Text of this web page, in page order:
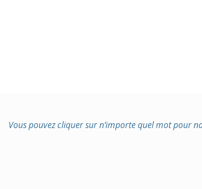
Vous pouvez cliquer sur n’importe quel mot pour